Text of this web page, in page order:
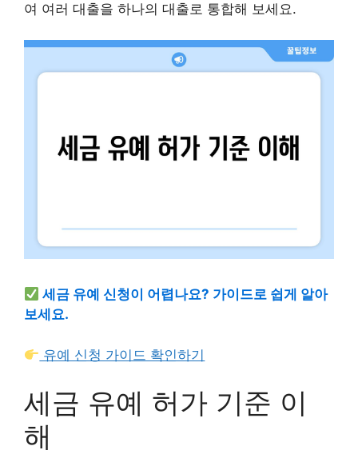
여 여러 대출을 하나의 대출로 통합해 보세요.
세금 유예 신청이 어렵나요? 가이드로 쉽게 알아
보세요.
유예 신청 가이드 확인하기
세금 유예 허가 기준 이
해